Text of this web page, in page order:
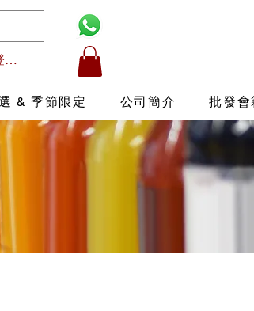
商戶 登入/註冊
& 季節限定 公司簡介 批發會